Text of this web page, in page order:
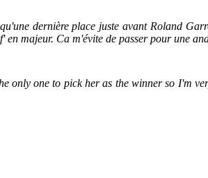
dernière place juste avant Roland
en majeur. Ca m'évite de passer pour une
only one to pick her as the winner so I'm